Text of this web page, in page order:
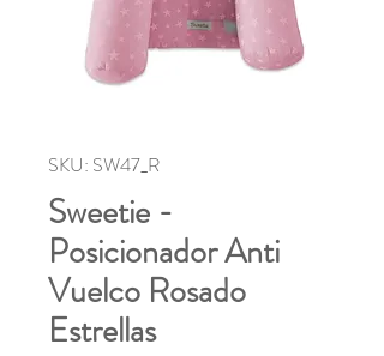
SKU: SW47_R
Sweetie -
Posicionador Anti
Vuelco Rosado
Estrellas